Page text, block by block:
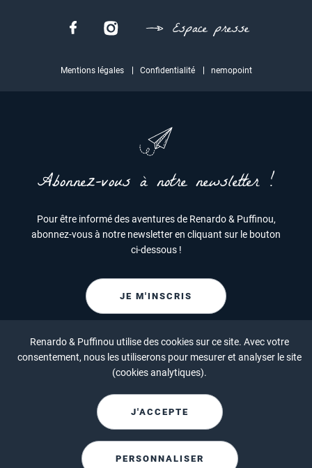
Espace presse
Mentions légales Confidentialité nemopoint
Abonnez-vous à notre newsletter !
Pour être informé des aventures de Renardo & Puffinou,
abonnez-vous à notre newsletter en cliquant sur le bouton
ci-dessous !
JE M'INSCRIS
Renardo & Puffinou utilise des cookies sur ce site. Avec votre
consentement, nous les utiliserons pour mesurer et analyser le site
(cookies analytiques).
J'ACCEPTE
PERSONNALISER